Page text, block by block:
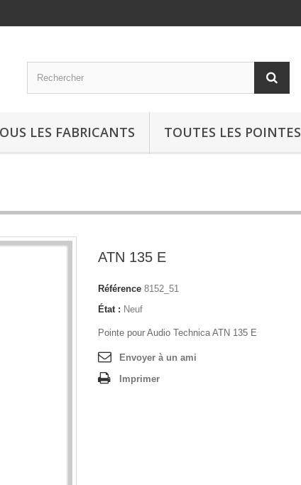
LES FABRICANTS TOUTES LES POINTES
ATN 135 E
Référence 8152_51
État : Neuf
Pointe pour Audio Technica ATN 135 E
Envoyer à un ami
Imprimer